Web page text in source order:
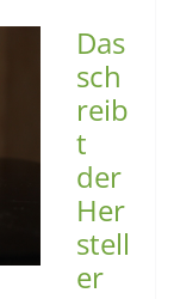
Das
sch
reib
t
der
Her
stell
er